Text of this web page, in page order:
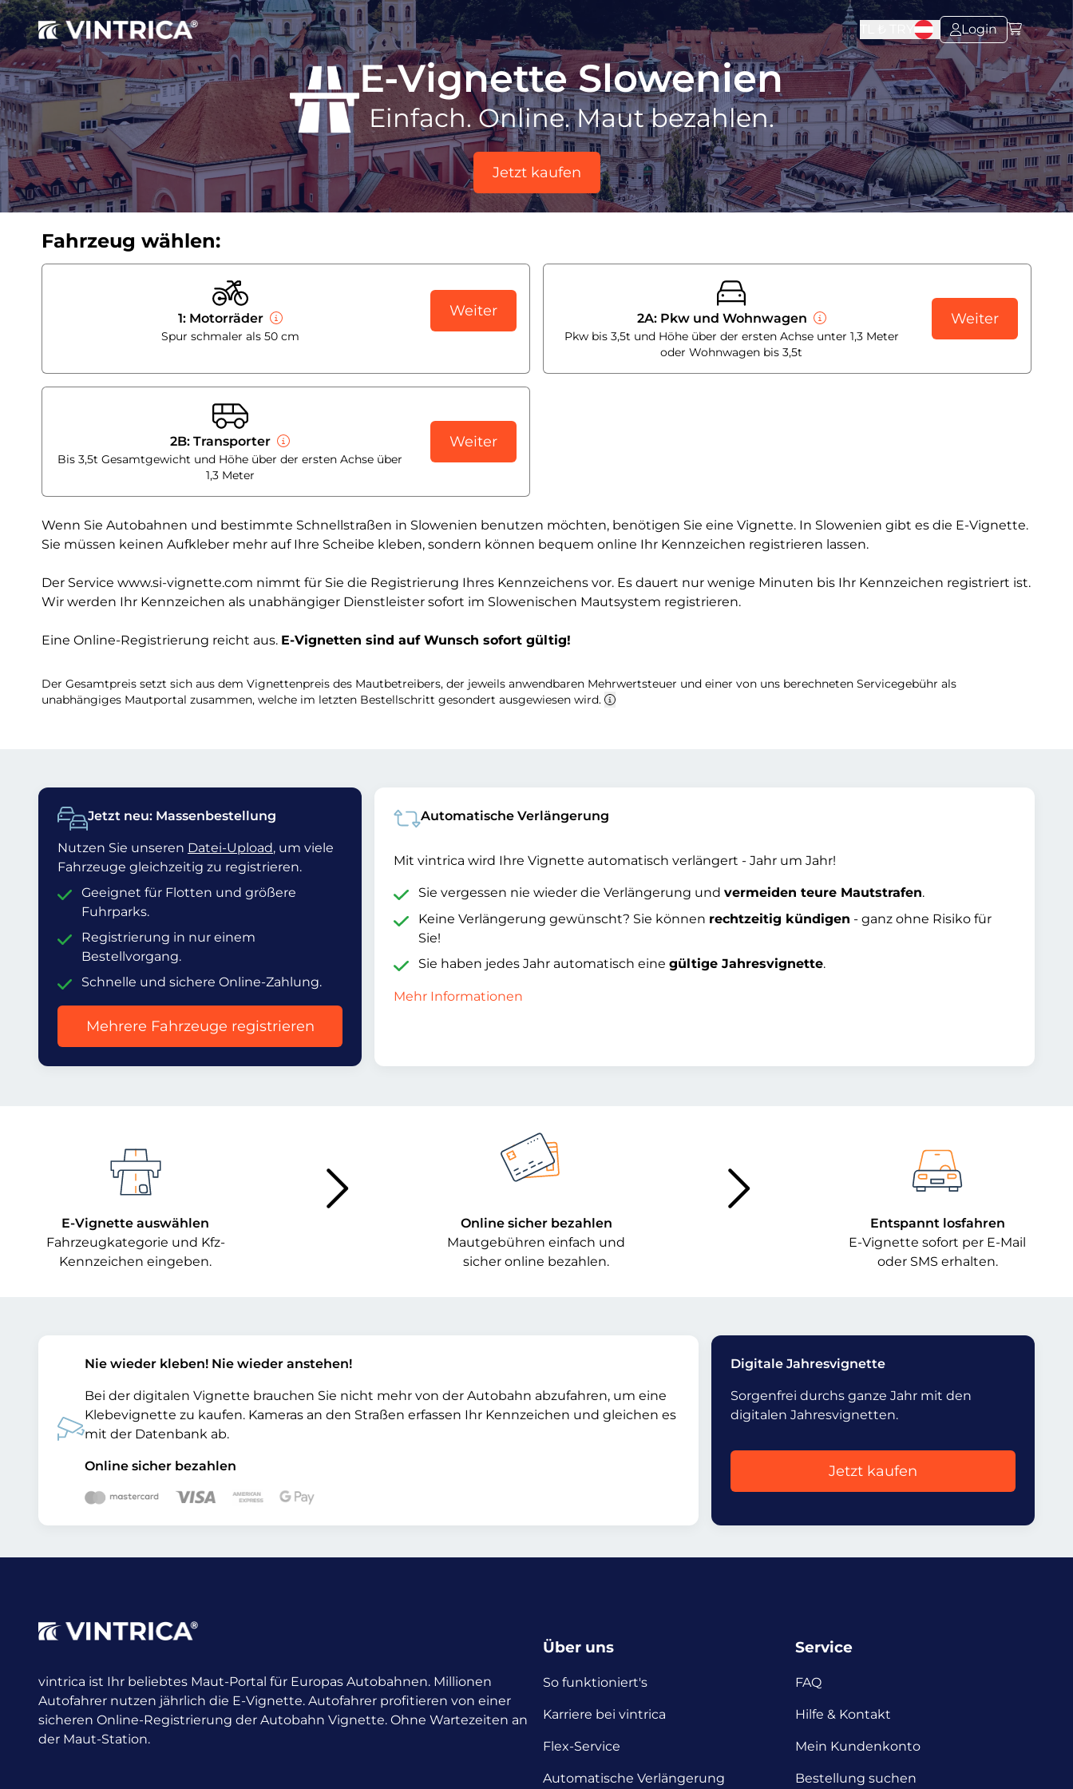
Login
E-Vignette Slowenien
Einfach. Online. Maut bezahlen.
Jetzt kaufen
Wenn Sie Autobahnen und bestimmte Schnellstraßen in Slowenien benutzen möchten, benötigen Sie eine Vignette. In Slowenien gibt es die E-Vignette.
Sie müssen keinen Aufkleber mehr auf Ihre Scheibe kleben, sondern können bequem online Ihr Kennzeichen registrieren lassen.
Der Service www.si-vignette.com nimmt für Sie die Registrierung Ihres Kennzeichens vor. Es dauert nur wenige Minuten bis Ihr Kennzeichen registriert ist.
Wir werden Ihr Kennzeichen als unabhängiger Dienstleister sofort im Slowenischen Mautsystem registrieren.
Eine Online-Registrierung reicht aus. E-Vignetten sind auf Wunsch sofort gültig!
Der Gesamtpreis setzt sich aus dem Vignettenpreis des Mautbetreibers, der jeweils anwendbaren Mehrwertsteuer und einer von uns berechneten Servicegebühr als
unabhängiges Mautportal zusammen, welche im letzten Bestellschritt gesondert ausgewiesen wird.
Fahrzeug wählen:
1: Motorräder
Spur schmaler als 50 cm
Weiter 2A: Pkw und Wohnwagen
Pkw bis 3,5t und Höhe über der ersten Achse unter 1,3 Meter
oder Wohnwagen bis 3,5t
Weiter
2B: Transporter
Bis 3,5t Gesamtgewicht und Höhe über der ersten Achse über
1,3 Meter
Weiter
Jetzt neu: Massenbestellung
Nutzen Sie unseren Datei-Upload, um viele
Fahrzeuge gleichzeitig zu registrieren.
Geeignet für Flotten und größere
Fuhrparks.
Registrierung in nur einem
Bestellvorgang.
Schnelle und sichere Online-Zahlung.
Mehrere Fahrzeuge registrieren
Automatische Verlängerung
Mit vintrica wird Ihre Vignette automatisch verlängert - Jahr um Jahr!
Sie vergessen nie wieder die Verlängerung und vermeiden teure Mautstrafen.
Keine Verlängerung gewünscht? Sie können rechtzeitig kündigen - ganz ohne Risiko für
Sie!
Sie haben jedes Jahr automatisch eine gültige Jahresvignette.
Mehr Informationen
E-Vignette auswählen
Fahrzeugkategorie und Kfz-
Kennzeichen eingeben.
Online sicher bezahlen
Mautgebühren einfach und
sicher online bezahlen.
Entspannt losfahren
E-Vignette sofort per E-Mail
oder SMS erhalten.
Nie wieder kleben! Nie wieder anstehen!
Bei der digitalen Vignette brauchen Sie nicht mehr von der Autobahn abzufahren, um eine
Klebevignette zu kaufen. Kameras an den Straßen erfassen Ihr Kennzeichen und gleichen es
mit der Datenbank ab.
Online sicher bezahlen
Digitale Jahresvignette
Sorgenfrei durchs ganze Jahr mit den
digitalen Jahresvignetten.
Jetzt kaufen
vintrica ist Ihr beliebtes Maut-Portal für Europas Autobahnen. Millionen
Autofahrer nutzen jährlich die E-Vignette. Autofahrer profitieren von einer
sicheren Online-Registrierung der Autobahn Vignette. Ohne Wartezeiten an
der Maut-Station.
Über uns
So funktioniert's
Karriere bei vintrica
Flex-Service
Automatische Verlängerung
Service
FAQ
Hilfe & Kontakt
Mein Kundenkonto
Bestellung suchen